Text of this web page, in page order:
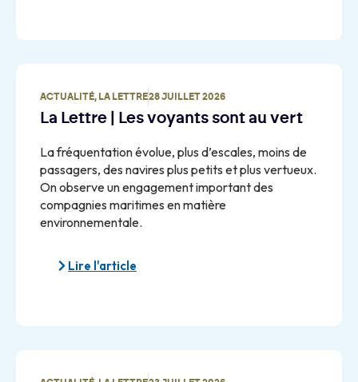
ACTUALITÉ, LA LETTRE28 JUILLET 2026
La Lettre | Les voyants sont au vert
La fréquentation évolue, plus d’escales, moins de
passagers, des navires plus petits et plus vertueux.
On observe un engagement important des
compagnies maritimes en matière
environnementale.
Lire l'article